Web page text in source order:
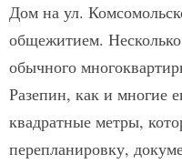
Дом на ул.
общежитием.
обычного
Разепин, как и многие
квадратные метры,
перепланировку,